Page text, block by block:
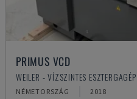
PRIMUS VCD
WEILER - VÍZSZINTES ESZTERGAGÉP
NÉMETORSZÁG 2018